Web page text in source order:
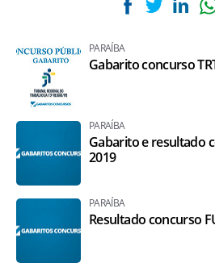
PARAÍBA
Gabarito concurso
PARAÍBA
Gabarito e resultado
2019
PARAÍBA
Resultado concurso